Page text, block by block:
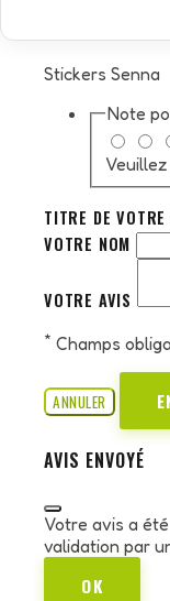
Stickers Senna
Note
TITRE DE VOTRE
VOTRE NOM
VOTRE AVIS
* Champs
ANNULER
AVIS ENVOYÉ
Votre avis a
validation par
OK